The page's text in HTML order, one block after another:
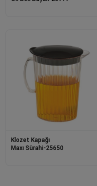
Klozet Kapağı
Maxı Sürahi-25650